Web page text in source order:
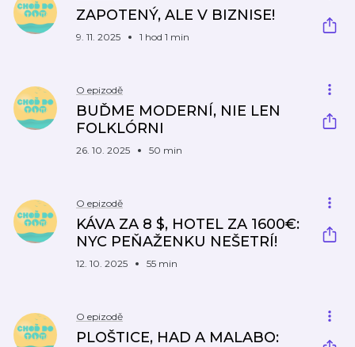
ZAPOTENÝ, ALE V BIZNISE!
9. 11. 2025 1 hod 1 min
O epizodě
BUĎME MODERNÍ, NIE LEN
FOLKLÓRNI
26. 10. 2025 50 min
O epizodě
KÁVA ZA 8 $, HOTEL ZA 1600€:
NYC PEŇAŽENKU NEŠETRÍ!
12. 10. 2025 55 min
O epizodě
PLOŠTICE, HAD A MALABO: